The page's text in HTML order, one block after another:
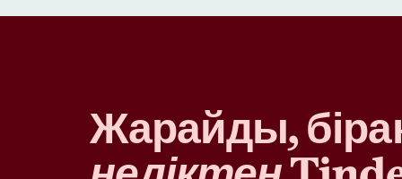
Жарайды,